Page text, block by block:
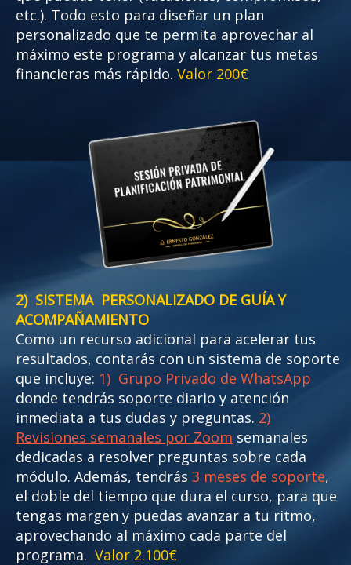
etc.). Todo esto para diseñar un plan
personalizado que te permita aprovechar al
máximo este programa y alcanzar tus metas
financieras más rápido. Valor 200€
2) SISTEMA PERSONALIZADO DE GUÍA Y
ACOMPAÑAMIENTO
Como un recurso adicional para acelerar tus
resultados, contarás con un sistema de soporte
que incluye: 1) Grupo Privado de WhatsApp
donde tendrás soporte diario y atención
inmediata a tus dudas y preguntas. 2)
Revisiones semanales por Zoom semanales
dedicadas a resolver preguntas sobre cada
módulo. Además, tendrás 3 meses de soporte,
el doble del tiempo que dura el curso, para que
tengas margen y puedas avanzar a tu ritmo,
aprovechando al máximo cada parte del
programa. Valor 2.100€